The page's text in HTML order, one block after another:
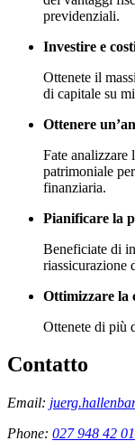
previdenziali.
Investire e
Ottenete il
di capitale su
Ottenere
Fate analizzare
patrimoniale
finanziaria.
Pianificare la
Beneficiate di
riassicurazione
Ottimizzare la
Ottenete di più
Contatto
Email:
Phone: 027 948 42 01